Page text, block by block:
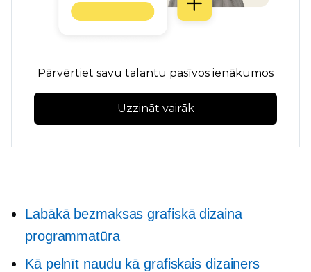
Pārvērtiet savu talantu pasīvos ienākumos
Uzzināt vairāk
Labākā bezmaksas grafiskā dizaina
programmatūra
Kā pelnīt naudu kā grafiskais dizainers